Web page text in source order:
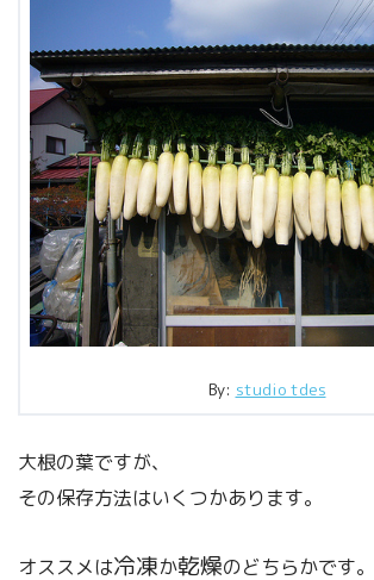
By: studio tdes
大根の葉ですが、
その保存方法はいくつかあります。
オススメは冷凍か乾燥のどちらかです。